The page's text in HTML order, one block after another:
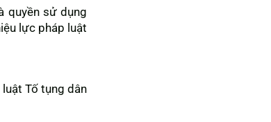
quyền sử dụng
lực pháp luật
Tố tụng dân